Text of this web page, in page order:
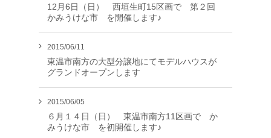
12月6日（日） 西垣生町15区画で 第２回
かみうけな市 を開催します♪
2015/06/11
東温市南方の大型分譲地にてモデルハウスが
グランドオープンします
2015/06/05
６月１４日（日） 東温市南方11区画で か
みうけな市 を初開催します♪